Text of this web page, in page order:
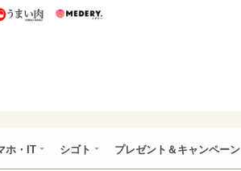
まいパン うまい肉
ホ・IT シゴト プレゼント＆キャンペーン